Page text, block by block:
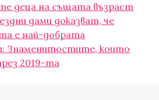
деца на същата възраст
дами доказват, че
е най-добрата
Знаменитостите, които
2019-та